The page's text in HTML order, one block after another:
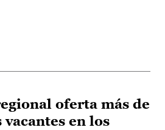
oferta más de
en los